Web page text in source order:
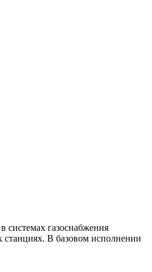
системах газоснабжения
В базовом исполнении